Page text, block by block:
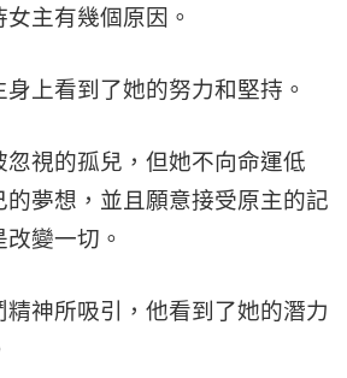
主有幾個原因。
上看到了她的努力和堅持。
視的孤兒，但她不向命運低
夢想，並且願意接受原主的記
變一切。
神所吸引，他看到了她的潛力